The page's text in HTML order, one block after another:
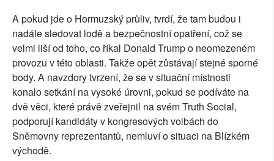
A pokud jde o Hormuzský průliv, tvrdí, že tam budou i
nadále sledovat lodě a bezpečnostní opatření, což se
velmi liší od toho, co říkal Donald Trump o neomezeném
provozu v této oblasti. Takže opět zůstávají stejné sporné
body. A navzdory tvrzení, že se v situační místnosti
konalo setkání na vysoké úrovni, pokud se podíváte na
dvě věci, které právě zveřejnil na svém Truth Social,
podporují kandidáty v kongresových volbách do
Sněmovny reprezentantů, nemluví o situaci na Blízkém
východě.